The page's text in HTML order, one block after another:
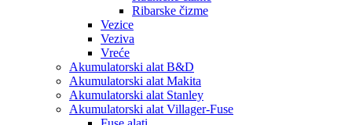
Ribarske čizme
Vezice
Veziva
Vreće
Akumulatorski alat B&D
Akumulatorski alat Makita
Akumulatorski alat Stanley
Akumulatorski alat Villager-Fuse